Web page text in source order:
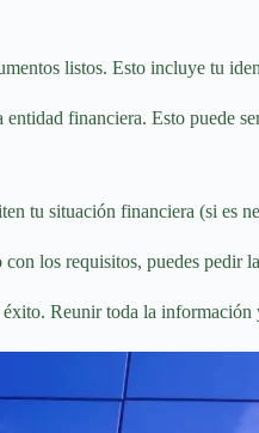
listos. Esto incluye tu
financiera. Esto puede
tu situación financiera (si es
los requisitos, puedes pedir
Reunir toda la